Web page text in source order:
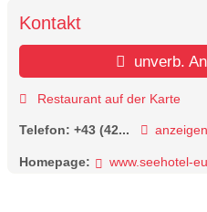
Kontakt
unverb.
Restaurant auf der Karte
Telefon: +43 (42... anzeigen
Homepage: www.seehotel-